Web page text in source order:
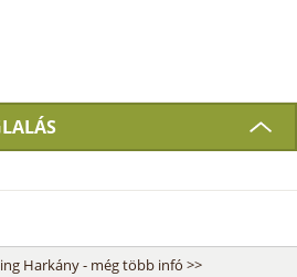
Harkány - még több infó >>